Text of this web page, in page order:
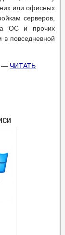
или офисных
серверов,
ОС и прочих
в повседневной
— ЧИТАТЬ